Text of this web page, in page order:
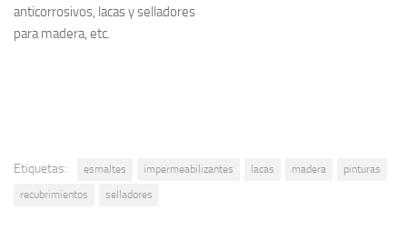
anticorrosivos, lacas y selladores
para madera, etc.
Etiquetas: esmaltes impermeabilizantes lacas madera
pinturas
recubrimientos
selladores